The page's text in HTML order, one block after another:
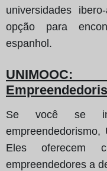
universidades
opção para
espanhol.
UNIMOOC:
Se você se
Eles oferecem
empreendedores a